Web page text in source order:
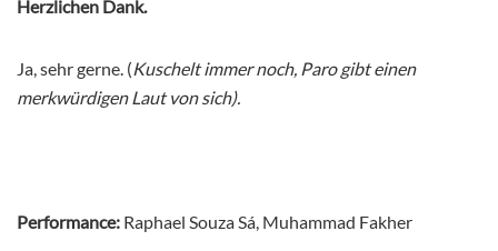
Herzlichen Dank.
Ja, sehr gerne. (Kuschelt immer noch, Paro gibt einen
merkwürdigen Laut von sich).
Performance: Raphael Souza Sá, Muhammad Fakher